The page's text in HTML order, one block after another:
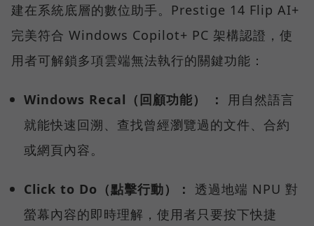
建在系統底層的數位助手。Prestige 14 Flip AI+
完美符合 Windows Copilot+ PC 架構認證，使
用者可解鎖多項雲端無法執行的關鍵功能：
Windows Recal（回顧功能） ：
用自然語言
就能快速回溯、查找曾經瀏覽過的文件、合約
或網頁內容。
Click to Do（點擊行動）： 透過地端 NPU 對
螢幕內容的即時理解，使用者只要按下快捷